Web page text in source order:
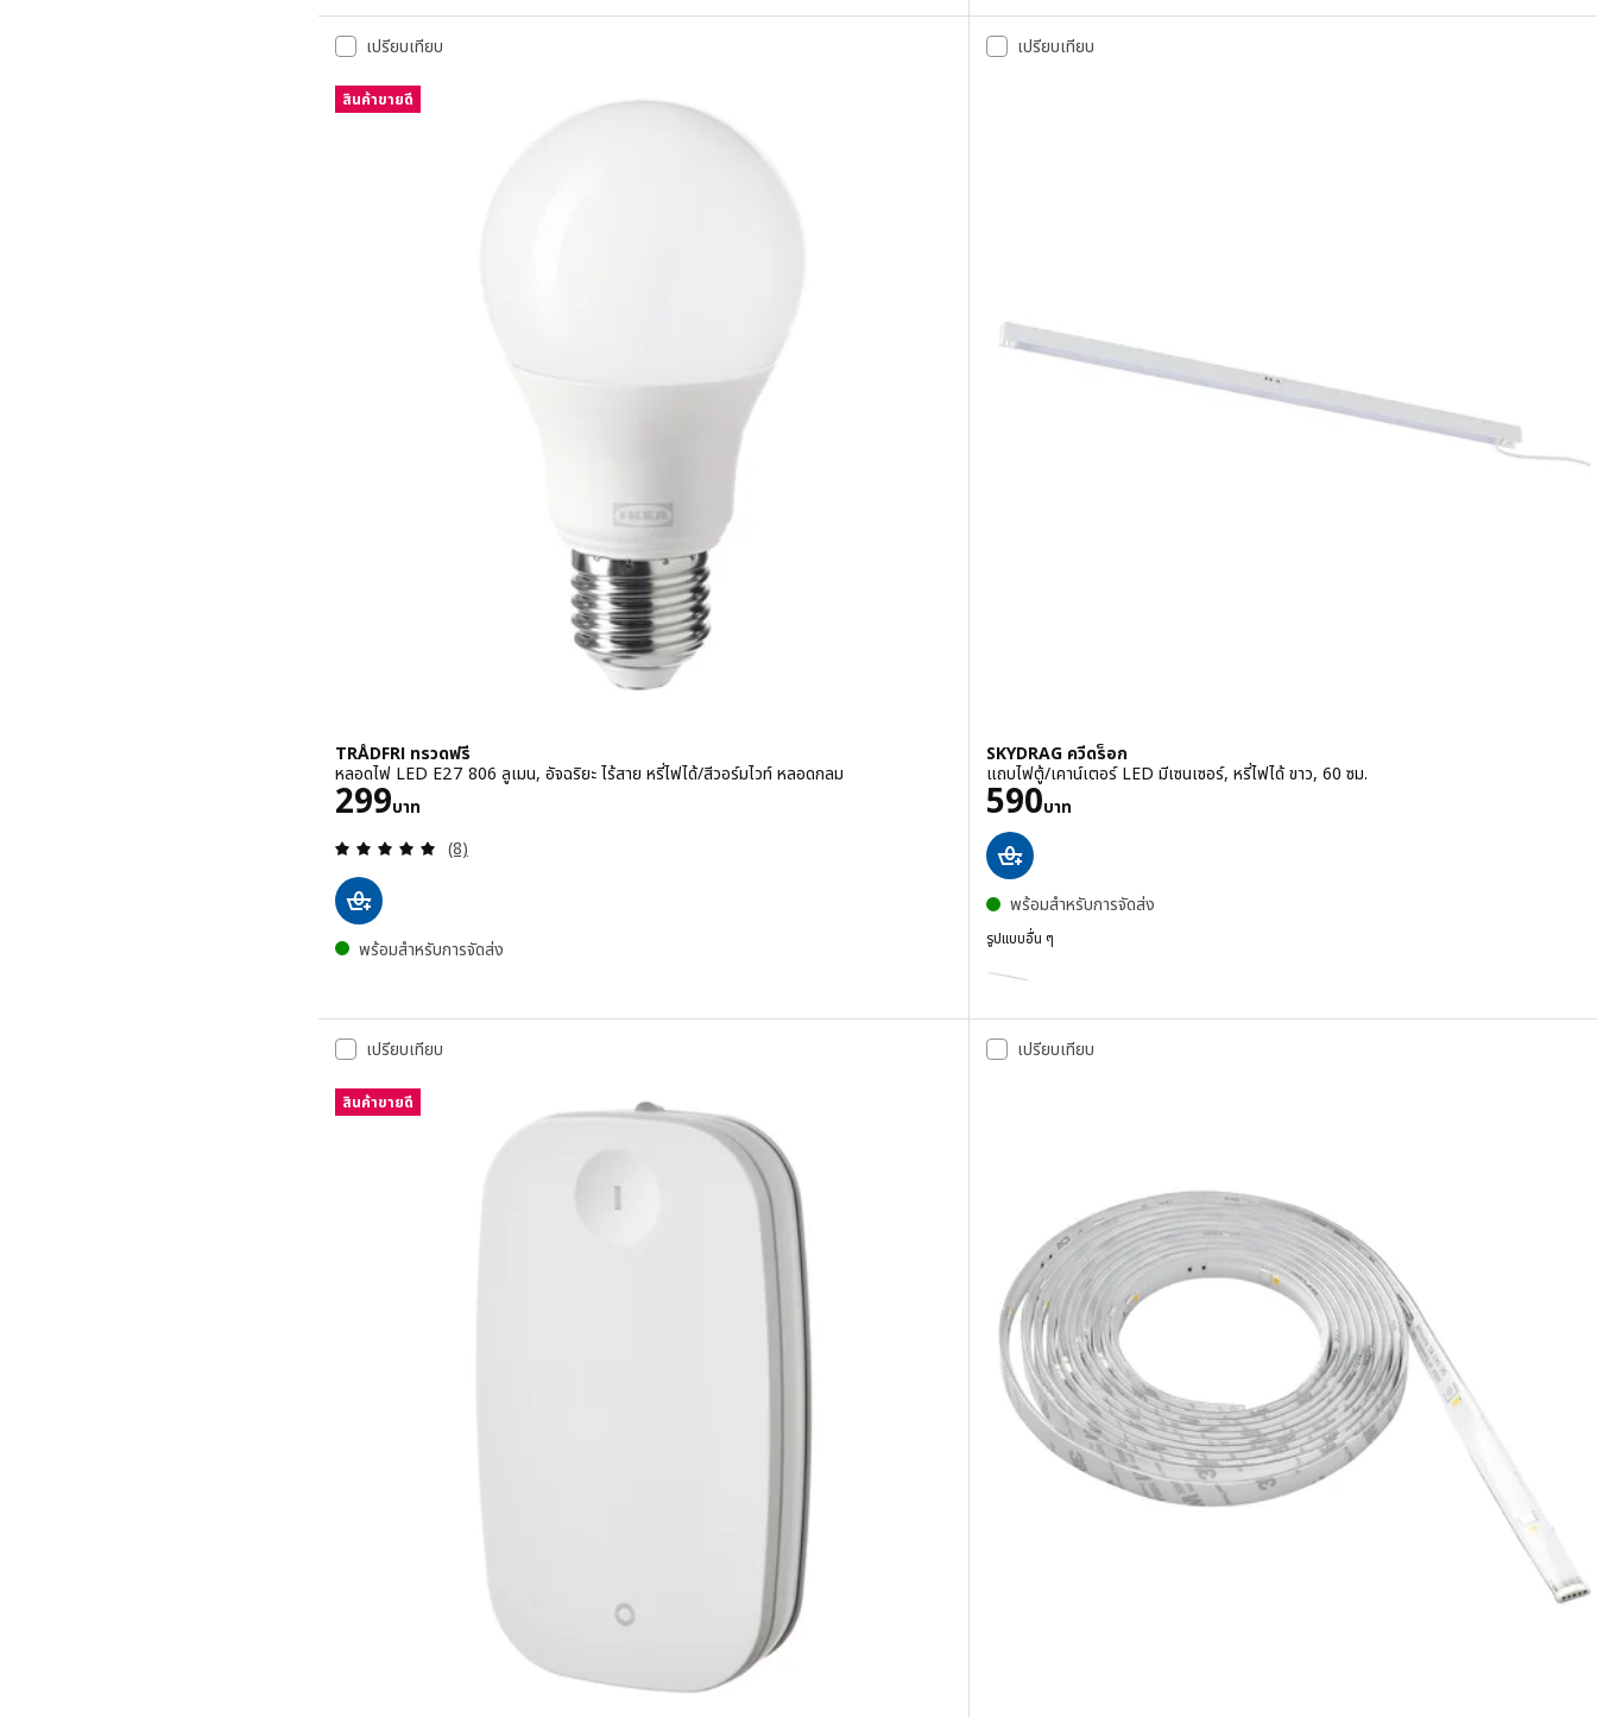
เปรียบเทียบ
สินค้าขายดี
TRÅDFRI ทรวดฟรี
หลอดไฟ LED E27 806 ลูเมน, อัจฉริยะ ไร้สาย หรี่ไฟได้/สีวอร์มไวท์ หลอดกลม
299บาท
ราคา 299บาท
ทบทวน: 4.9 หมด 5 ดวงดาว ความเห็นทั้งหมด:
(8)
พร้อมสำหรับการจัดส่ง
เปรียบเทียบ
SKYDRAG ควีดร็อก
แถบไฟตู้/เคาน์เตอร์ LED มีเซนเซอร์, หรี่ไฟได้ ขาว, 60 ซม.
590บาท
ราคา 590บาท
พร้อมสำหรับการจัดส่ง
รูปแบบอื่น ๆ
ตัวเลือก: SKYDRAG ควีดร็อก, แถบไฟตู้/เคาน์เตอร์ LED มีเซนเซอร์, หรี่ไฟได้ แอนทราไซต์,
ตัวเลือก: SKYDRAG ควีดร็อก, แถบไฟตู้/เคาน์เตอร์ LED มีเซนเซอร์, หรี่ไฟได้ แอนทราไซต์,
เปรียบเทียบ
สินค้าขายดี
เปรียบเทียบ